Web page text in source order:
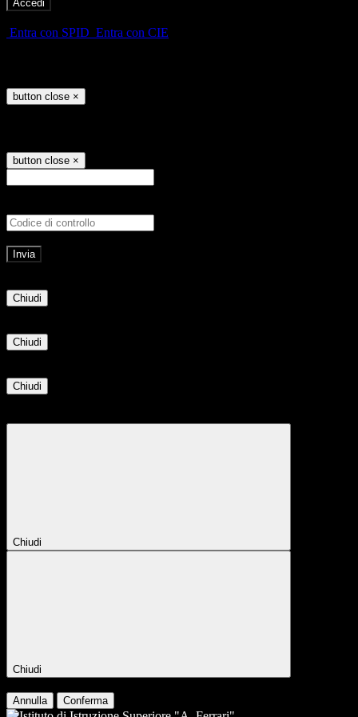
Entra con SPID Entra con CIE
button close ×
button close ×
Chiudi
Chiudi
Chiudi
Chiudi
Chiudi
Annulla Conferma